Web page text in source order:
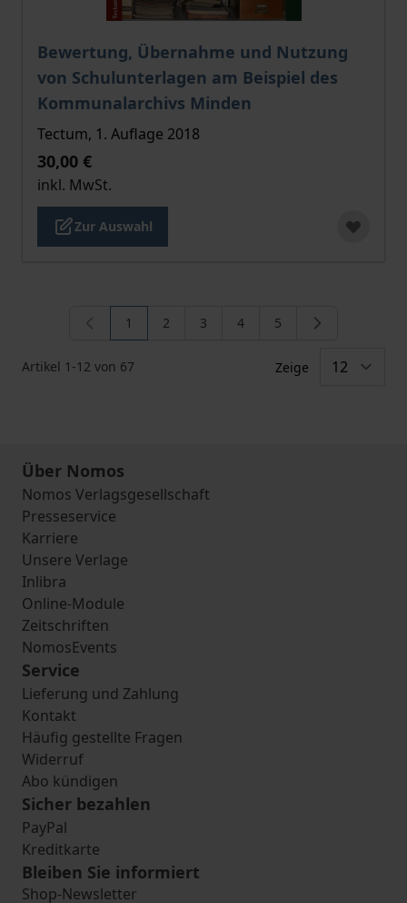
Bewertung, Übernahme und Nutzung
von Schulunterlagen am Beispiel des
Kommunalarchivs Minden
Der Preis dieses Titels richtet sich nach der
Tectum, 1. Auflage 2018
30,00 €
inkl. MwSt.
Zur Auswahl
Artikel 1 -12 von 67
Sie lesen gerade die Seite
1 Seite
2 Seite
3 Seite
4 Seite
5
Zeige
Über Nomos
Nomos Verlagsgesellschaft
Presseservice
Karriere
Unsere Verlage
Inlibra
Online-Module
Zeitschriften
NomosEvents
Service
Lieferung und Zahlung
Kontakt
Häufig gestellte Fragen
Widerruf
Abo kündigen
Sicher bezahlen
PayPal
Kreditkarte
Bleiben Sie informiert
Shop-Newsletter